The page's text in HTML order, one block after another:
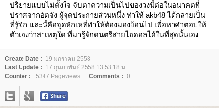
ปริยายแบบไม่ตั้งใจ จับตาความเป็นไปของวงนี้ต่อในอนาคตที่
ปราศจากอัตจัง ผู้จุดประกายส่วนหนึ่ง ทำให้ akb48 ได้กลายเป็น
ที่รู้จัก และนี้คือจุดหักเหที่ทำให้ต้องมองย้อนไป เพื่อหาคำตอบให้
ตัวเองว่าสาเหตุใด ที่มารู้จักดนตรีสายไอดอลได้ในที่สุดนั้นเอง
Create Date :
19 มกราคม 2558
Last Update :
17 กุมภาพันธ์ 2558 13:53:18 น.
Counter :
5347 Pageviews. Comments : 0